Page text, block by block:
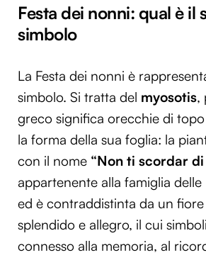
Festa dei nonni: qual è il
simbolo
La Festa dei nonni è
simbolo. Si tratta del myosotis,
greco significa orecchie di
la forma della sua foglia: la
con il nome “Non ti scordar di
appartenente alla famiglia
ed è contraddistinta da un
splendido e allegro, il cui
connesso alla memoria, al